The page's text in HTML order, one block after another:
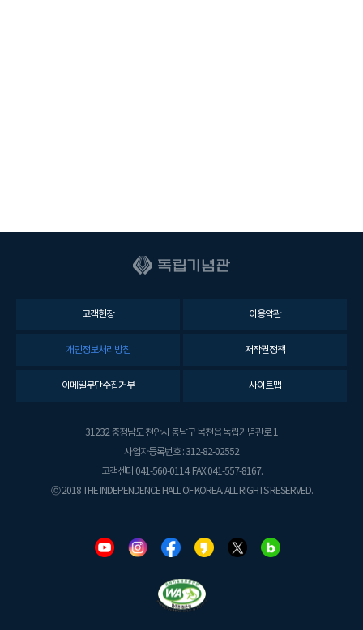
고객헌장 이용약관
개인정보처리방침 저작권정책
이메일무단수집거부 사이트맵
31232 충청남도 천안시 동남구 목천읍 독립기념관로 1
사업자등록번호 : 312-82-02552
고객센터 041-560-0114. FAX 041-557-8167.
ⓒ 2018 THE INDEPENDENCE HALL OF KOREA. ALL RIGHTS RESERVED.